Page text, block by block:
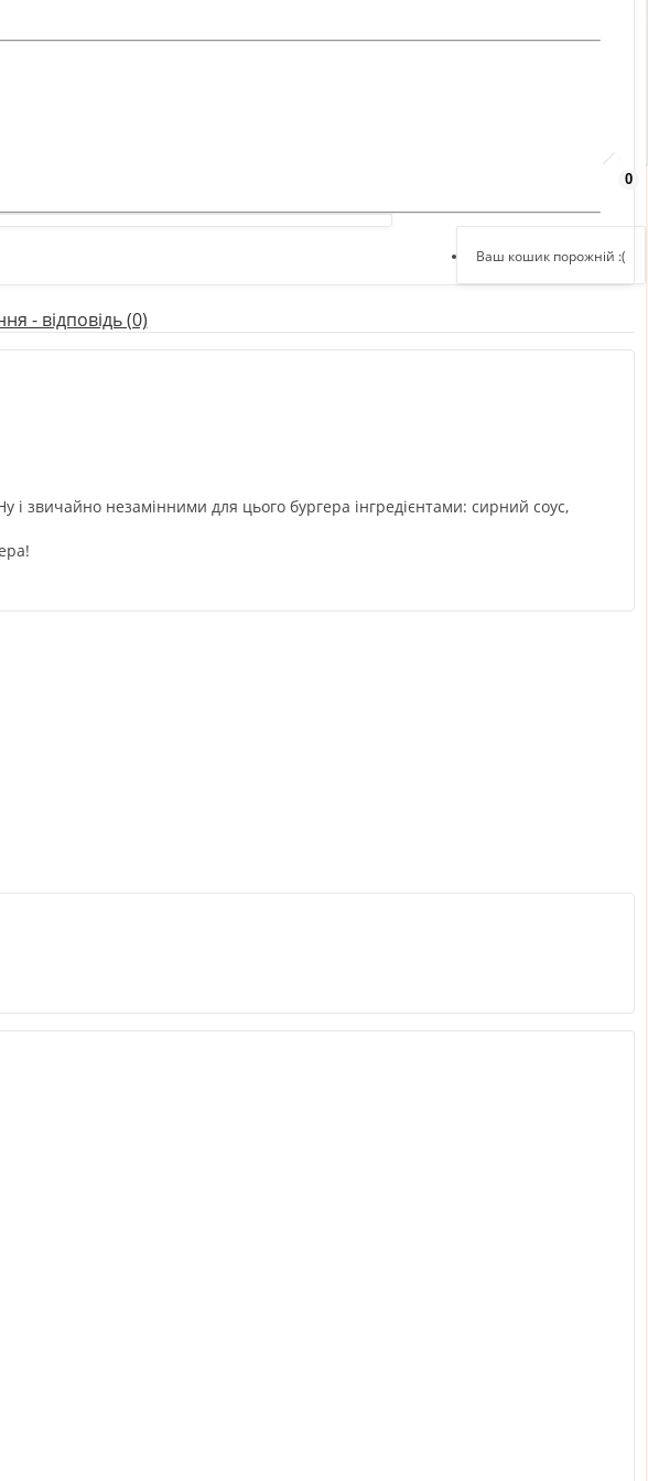
Реєстрація
Авторизація
0
Ваш кошик порожній :(
- відповідь (0)
і звичайно незамінними для цього бургера інгредієнтами: сирний соус,